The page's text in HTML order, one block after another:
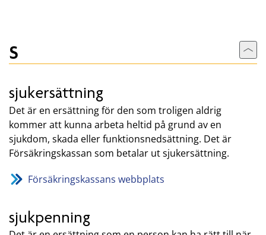
S Till
sjukersättning
Det är en ersättning för den som troligen aldrig
kommer att kunna arbeta heltid på grund av en
sjukdom, skada eller funktionsnedsättning. Det är
Försäkringskassan som betalar ut sjukersättning.
Försäkringskassans webbplats
sjukpenning